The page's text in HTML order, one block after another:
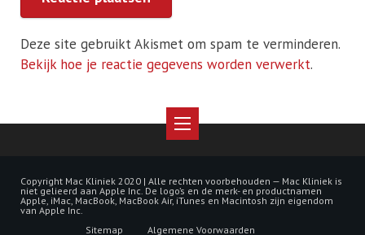
Deze site gebruikt Akismet om spam te verminderen.
Bekijk hoe je reactie gegevens worden verwerkt.
Copyright Mac Kliniek 2020 | Alle rechten voorbehouden — Mac Kliniek is
niet gelieerd aan Apple Inc. De logo’s en de merk- en productnamen
Apple, iMac, MacBook, MacBook Air, iTunes en Macintosh zijn eigendom
van Apple Inc.
Sitemap
Algemene Voorwaarden